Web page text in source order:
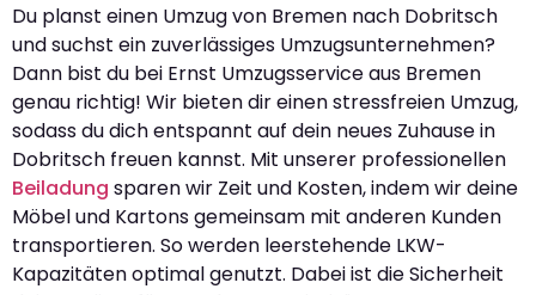
Du planst einen Umzug von Bremen nach Dobritsch
und suchst ein zuverlässiges Umzugsunternehmen?
Dann bist du bei Ernst Umzugsservice aus Bremen
genau richtig! Wir bieten dir einen stressfreien Umzug,
sodass du dich entspannt auf dein neues Zuhause in
Dobritsch freuen kannst. Mit unserer professionellen
Beiladung sparen wir Zeit und Kosten, indem wir deine
Möbel und Kartons gemeinsam mit anderen Kunden
transportieren. So werden leerstehende LKW-
Kapazitäten optimal genutzt. Dabei ist die Sicherheit